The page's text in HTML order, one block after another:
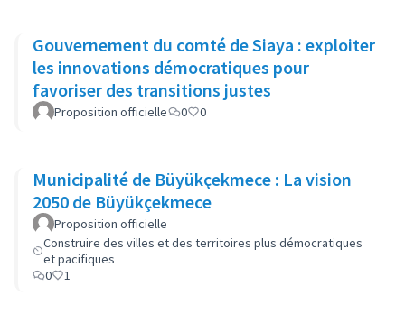
Gouvernement du comté de Siaya : exploiter
les innovations démocratiques pour
favoriser des transitions justes
Proposition officielle 0 0
Municipalité de Büyükçekmece : La vision
2050 de Büyükçekmece
Proposition officielle
Construire des villes et des territoires plus démocratiques
et pacifiques
0
1